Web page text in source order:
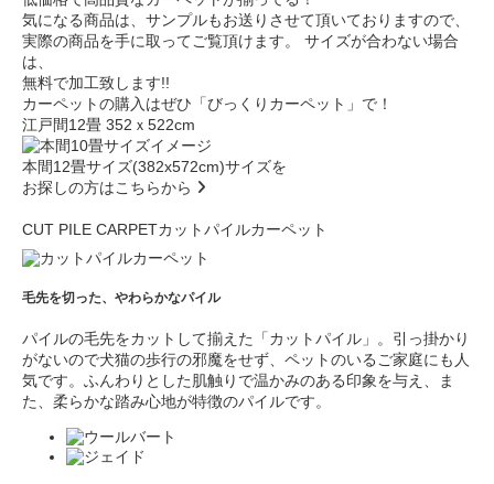
気になる商品は、サンプルもお送りさせて頂いておりますので、
実際の商品を手に取ってご覧頂けます。
サイズが合わない場合
は、
無料で加工致します!!
カーペットの購入はぜひ 「びっくりカーペット」で！
江戸間12畳 352ｘ522cm
本間12畳サイズ(382x572cm)サイズを
お探しの方はこちらから
CUT PILE CARPETカットパイルカーペット
毛先を切った、やわらかなパイル
パイルの毛先をカットして揃えた「カットパイル」。引っ掛かり
がないので犬猫の歩行の邪魔をせず、ペットのいるご家庭にも人
気です。ふんわりとした肌触りで温かみのある印象を与え、ま
た、柔らかな踏み心地が特徴のパイルです。